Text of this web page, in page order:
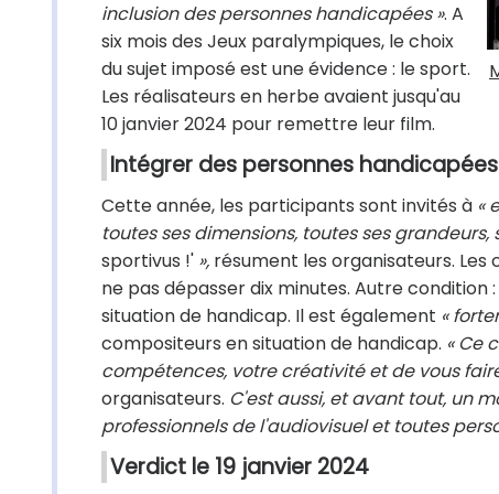
inclusion des personnes handicapées ». A
six mois des Jeux paralympiques, le choix
du sujet imposé est une évidence : le sport.
Les réalisateurs en herbe avaient jusqu'au
10 janvier 2024 pour remettre leur film.
Intégrer des personnes
Cette année, les participants sont invités à «
toutes ses dimensions, toutes ses
sportivus !' », résument les organisateurs.
ne pas dépasser dix minutes. Autre condition
situation de handicap. Il est également «
compositeurs en situation de handicap. « Ce
compétences, votre créativité et de vous
organisateurs. C'est aussi, et avant tout, un
professionnels de l'audiovisuel et toutes
Verdict le 19 janvier 2024